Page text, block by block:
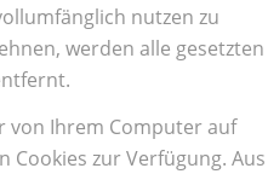
nutzen zu
werden alle gesetzten
von Ihrem Computer auf
zur Verfügung. Aus